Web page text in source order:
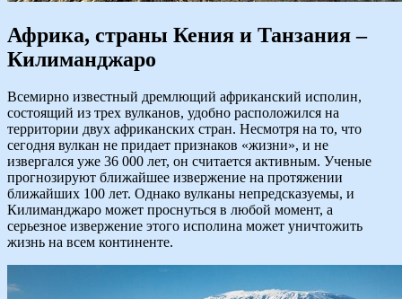
Африка, страны Кения и Танзания –
Килиманджаро
Всемирно известный дремлющий африканский исполин,
состоящий из трех вулканов, удобно расположился на
территории двух африканских стран. Несмотря на то, что
сегодня вулкан не придает признаков «жизни», и не
извергался уже 36 000 лет, он считается активным. Ученые
прогнозируют ближайшее извержение на протяжении
ближайших 100 лет. Однако вулканы непредсказуемы, и
Килиманджаро может проснуться в любой момент, а
серьезное извержение этого исполина может уничтожить
жизнь на всем континенте.